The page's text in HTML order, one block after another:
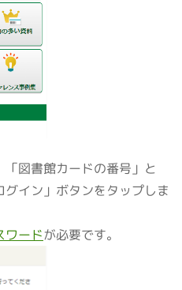
「図書館カードの番号」と
グイン」ボタンをタップしま
ワードが必要です。